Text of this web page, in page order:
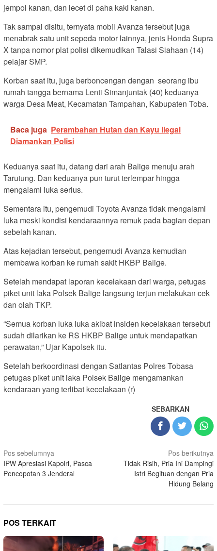
jempol kanan, dan lecet di paha kaki kanan.
Tak sampai disitu, ternyata mobil Avanza tersebut juga
menabrak satu unit sepeda motor lainnya, jenis Honda Supra
X tanpa nomor plat polisi dikemudikan Talasi Siahaan (14)
pelajar SMP.
Korban saat itu, juga berboncengan dengan seorang ibu
rumah tangga bernama Lenti Simanjuntak (40) keduanya
warga Desa Meat, Kecamatan Tampahan, Kabupaten Toba.
Baca juga Perambahan Hutan dan Kayu Ilegal
Diamankan Polisi
Keduanya saat itu, datang dari arah Balige menuju arah
Tarutung. Dan keduanya pun turut terlempar hingga
mengalami luka serius.
Sementara itu, pengemudi Toyota Avanza tidak mengalami
luka meski kondisi kendaraannya remuk pada bagian depan
sebelah kanan.
Atas kejadian tersebut, pengemudi Avanza kemudian
membawa korban ke rumah sakit HKBP Balige.
Setelah mendapat laporan kecelakaan dari warga, petugas
piket unit laka Polsek Balige langsung terjun melakukan cek
dan olah TKP.
“Semua korban luka luka akibat insiden kecelakaan tersebut
sudah dilarikan ke RS HKBP Balige untuk mendapatkan
perawatan,” Ujar Kapolsek itu.
Setelah berkoordinasi dengan Satlantas Polres Tobasa
petugas piket unit laka Polsek Balige mengamankan
kendaraan yang terlibat kecelakaan (r)
SEBARKAN
Navigasi
pos
Pos sebelumnya
IPW Apresiasi Kapolri, Pasca
Pencopotan 3 Jenderal
Pos berikutnya
Tidak Risih, Pria Ini Dampingi
Istri Begituan dengan Pria
Hidung Belang
POS TERKAIT